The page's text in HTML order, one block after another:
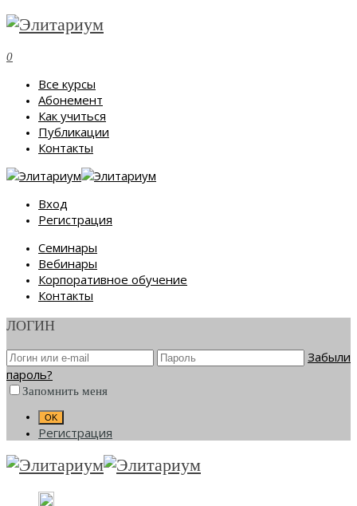
0
Все курсы
Абонемент
Как учиться
Публикации
Контакты
Вход
Регистрация
Семинары
Вебинары
Корпоративное обучение
Контакты
ЛОГИН
Забыли
пароль?
Запомнить меня
Регистрация